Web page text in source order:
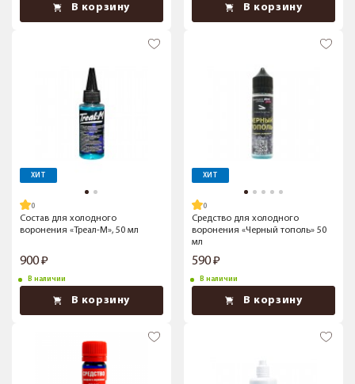
В корзину В корзину
ХИТ
Состав для холодного
воронения «Треал-М», 50 мл
900
В наличии
В корзину
ХИТ
Средство для холодного
воронения «Черный тополь» 50
мл
590
В наличии
В корзину